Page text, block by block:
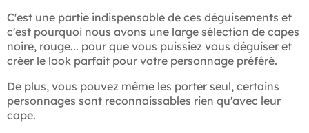
C'est une partie indispensable de ces déguisements et
c'est pourquoi nous avons une large sélection de capes
noire, rouge... pour que vous puissiez vous déguiser et
créer le look parfait pour votre personnage préféré.
De plus, vous pouvez même les porter seul, certains
personnages sont reconnaissables rien qu'avec leur
cape.